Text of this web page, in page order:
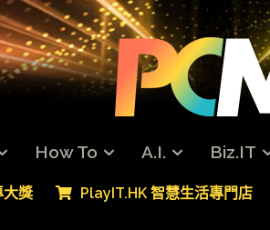
How To A.I. Biz.IT
大獎 PlayIT.HK 智慧生活專門店